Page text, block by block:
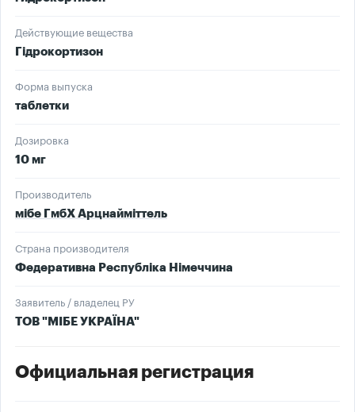
Действующие вещества
Гідрокортизон
Форма выпуска
таблетки
Дозировка
10 мг
Производитель
мібе ГмбХ Арцнайміттель
Страна производителя
Федеративна Республіка Німеччина
Заявитель / владелец РУ
ТОВ "МІБЕ УКРАЇНА"
Официальная регистрация